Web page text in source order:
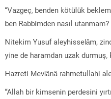
“Vazgeç, benden kötülük
ben Rabbimden nasıl
Nitekim Yusuf aleyhisselâm,
yine de haramdan uzak
Hazreti Mevlânâ rahmetullahi
“Allah bir kimsenin perdesini